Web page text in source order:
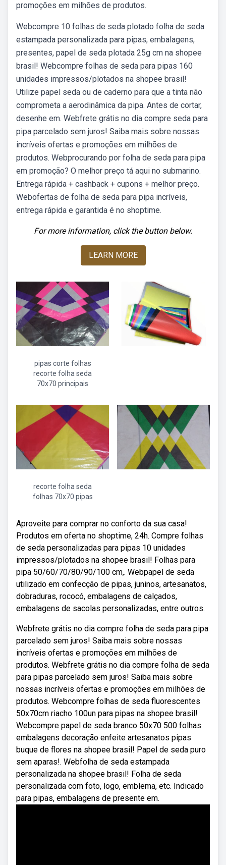
promoções em milhões de produtos.
Webcompre 10 folhas de seda plotado folha de seda
estampada personalizada para pipas, embalagens,
presentes, papel de seda plotada 25g cm na shopee
brasil! Webcompre folhas de seda para pipas 160
unidades impressos/plotados na shopee brasil!
Utilize papel seda ou de caderno para que a tinta não
comprometa a aerodinâmica da pipa. Antes de cortar,
desenhe em. Webfrete grátis no dia compre seda para
pipa parcelado sem juros! Saiba mais sobre nossas
incríveis ofertas e promoções em milhões de
produtos. Webprocurando por folha de seda para pipa
em promoção? O melhor preço tá aqui no submarino.
Entrega rápida + cashback + cupons + melhor preço.
Webofertas de folha de seda para pipa incríveis,
entrega rápida e garantida é no shoptime.
For more information, click the button below.
LEARN MORE
pipas corte folhas
recorte folha seda
70x70 principais
recorte folha seda
folhas 70x70 pipas
Aproveite para comprar no conforto da sua casa!
Produtos em oferta no shoptime, 24h. Compre folhas
de seda personalizadas para pipas 10 unidades
impressos/plotados na shopee brasil! Folhas para
pipa 50/60/70/80/90/100 cm,. Webpapel de seda
utilizado em confecção de pipas, juninos, artesanatos,
dobraduras, rococó, embalagens de calçados,
embalagens de sacolas personalizadas, entre outros.
Webfrete grátis no dia compre folha de seda para pipa
parcelado sem juros! Saiba mais sobre nossas
incríveis ofertas e promoções em milhões de
produtos. Webfrete grátis no dia compre folha de seda
para pipas parcelado sem juros! Saiba mais sobre
nossas incríveis ofertas e promoções em milhões de
produtos. Webcompre folhas de seda fluorescentes
50x70cm riacho 100un para pipas na shopee brasil!
Webcompre papel de seda branco 50x70 500 folhas
embalagens decoração enfeite artesanatos pipas
buque de flores na shopee brasil! Papel de seda puro
sem aparas!. Webfolha de seda estampada
personalizada na shopee brasil! Folha de seda
personalizada com foto, logo, emblema, etc. Indicado
para pipas, embalagens de presente em.